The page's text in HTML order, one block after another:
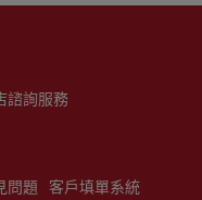
諮詢服務
問題 客戶填單系統